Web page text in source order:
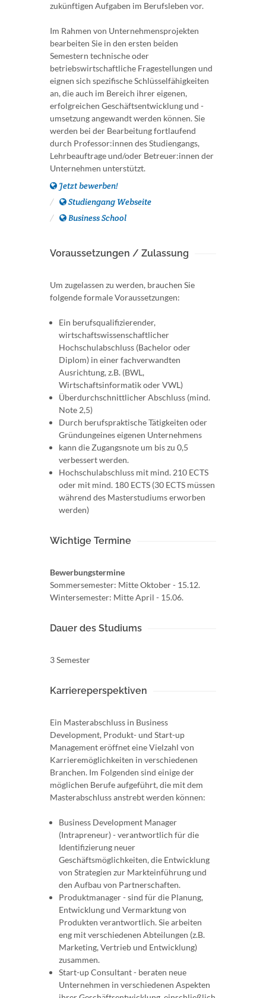
zukünftigen Aufgaben im Berufsleben vor.
Im Rahmen von Unternehmensprojekten
bearbeiten Sie in den ersten beiden
Semestern technische oder
betriebswirtschaftliche Fragestellungen und
eignen sich spezifische Schlüsselfähigkeiten
an, die auch im Bereich ihrer eigenen,
erfolgreichen Geschäftsentwicklung und -
umsetzung angewandt werden können. Sie
werden bei der Bearbeitung fortlaufend
durch Professor:innen des Studiengangs,
Lehrbeauftrage und/oder Betreuer:innen der
Unternehmen unterstützt.
Jetzt bewerben!
Studiengang Webseite
Business School
Voraussetzungen / Zulassung
Um zugelassen zu werden, brauchen Sie
folgende formale Voraussetzungen:
Ein berufsqualifizierender,
wirtschaftswissenschaftlicher
Hochschulabschluss (Bachelor oder
Diplom) in einer fachverwandten
Ausrichtung, z.B. (BWL,
Wirtschaftsinformatik oder VWL)
Überdurchschnittlicher Abschluss (mind.
Note 2,5)
Durch berufspraktische Tätigkeiten oder
Gründungeines eigenen Unternehmens
kann die Zugangsnote um bis zu 0,5
verbessert werden.
Hochschulabschluss mit mind. 210 ECTS
oder mit mind. 180 ECTS (30 ECTS müssen
während des Masterstudiums erworben
werden)
Wichtige Termine
Bewerbungstermine
Sommersemester: Mitte Oktober - 15.12.
Wintersemester: Mitte April - 15.06.
Dauer des Studiums
3 Semester
Karriereperspektiven
Ein Masterabschluss in Business
Development, Produkt- und Start-up
Management eröffnet eine Vielzahl von
Karrieremöglichkeiten in verschiedenen
Branchen. Im Folgenden sind einige der
möglichen Berufe aufgeführt, die mit dem
Masterabschluss anstrebt werden können:
Business Development Manager
(Intrapreneur) - verantwortlich für die
Identifizierung neuer
Geschäftsmöglichkeiten, die Entwicklung
von Strategien zur Markteinführung und
den Aufbau von Partnerschaften.
Produktmanager - sind für die Planung,
Entwicklung und Vermarktung von
Produkten verantwortlich. Sie arbeiten
eng mit verschiedenen Abteilungen (z.B.
Marketing, Vertrieb und Entwicklung)
zusammen.
Start-up Consultant - beraten neue
Unternehmen in verschiedenen Aspekten